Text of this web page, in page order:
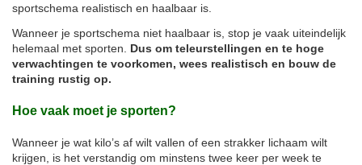
sportschema realistisch en haalbaar is.
Wanneer je sportschema niet haalbaar is, stop je vaak uiteindelijk
helemaal met sporten. Dus om teleurstellingen en te hoge
verwachtingen te voorkomen, wees realistisch en bouw de
training rustig op.
Hoe vaak moet je sporten?
Wanneer je wat kilo’s af wilt vallen of een strakker lichaam wilt
krijgen, is het verstandig om minstens twee keer per week te